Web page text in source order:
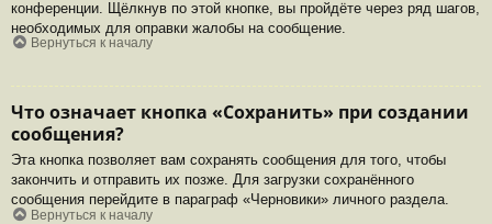
конференции. Щёлкнув по этой кнопке, вы пройдёте через ряд шагов,
необходимых для оправки жалобы на сообщение.
Вернуться к началу
Что означает кнопка «Сохранить» при создании
сообщения?
Эта кнопка позволяет вам сохранять сообщения для того, чтобы
закончить и отправить их позже. Для загрузки сохранённого
сообщения перейдите в параграф «Черновики» личного раздела.
Вернуться к началу